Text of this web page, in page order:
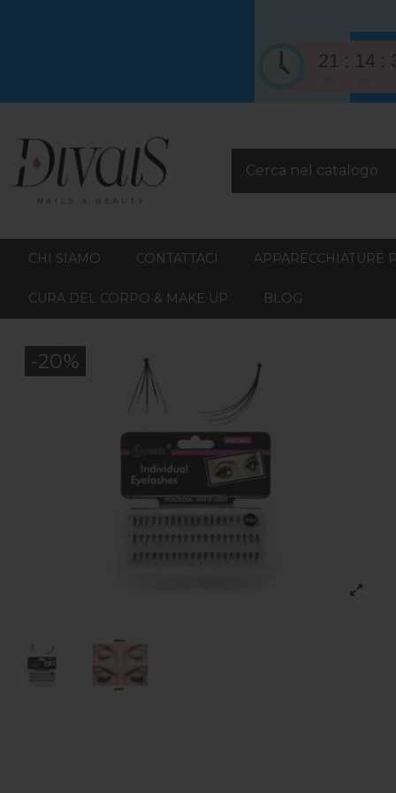
21 14
CHI SIAMO CONTATTACI APPARECCHIATURE
CURA DEL CORPO & MAKE UP BLOG
-20%